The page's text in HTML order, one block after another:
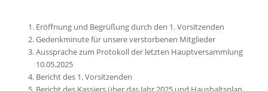
Eröffnung und Begrüßung durch den 1. Vorsitzenden
Gedenkminute für unsere verstorbenen Mitglieder
Aussprache zum Protokoll der letzten Hauptversammlung
10.05.2025
Bericht des 1. Vorsitzenden